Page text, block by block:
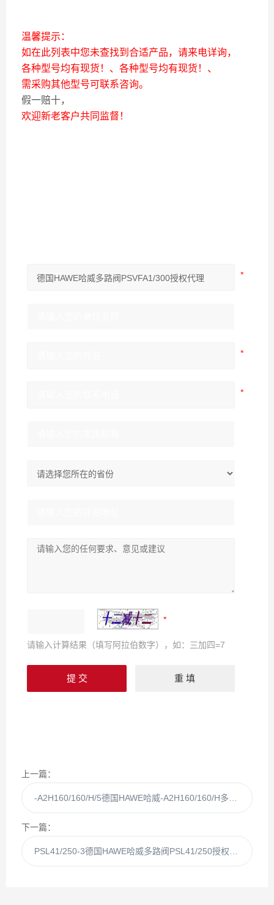
温馨提示：
如在此列表中您未查找到合适产品，请来电详询，
各种型号均有现货！、各种型号均有现货！、
需采购其他型号可联系咨询。
假一赔十，
欢迎新老客户共同监督！
请输入计算结果（填写阿拉伯数字），如：三加四=7
上一篇：
下一篇：